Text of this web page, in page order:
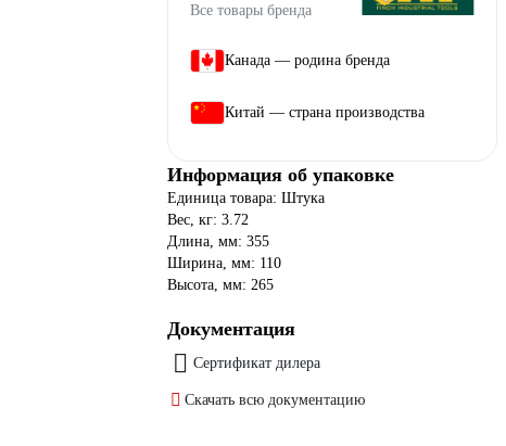
Все товары бренда
Канада — родина бренда
Китай — страна производства
Информация об упаковке
Единица товара: Штука
Вес, кг: 3.72
Длина, мм: 355
Ширина, мм: 110
Высота, мм: 265
Документация
Сертификат дилера
Скачать всю документацию